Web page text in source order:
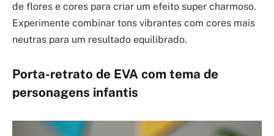
de flores e cores para criar um efeito super charmoso.
Experimente combinar tons vibrantes com cores mais
neutras para um resultado equilibrado.
Porta-retrato de EVA com tema de
personagens infantis